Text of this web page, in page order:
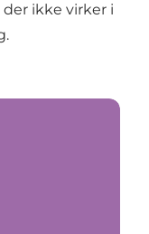
ikke virker i